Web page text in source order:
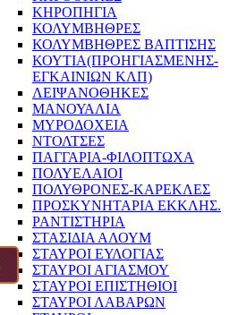
ΚΗΡΟΠΗΓΙΑ
ΚΟΛΥΜΒΗΘΡΕΣ
ΚΟΛΥΜΒΗΘΡΕΣ ΒΑΠΤΙΣΗΣ
ΚΟΥΤΙΑ(ΠΡΟΗΓΙΑΣΜΕΝΗΣ-
ΕΓΚΑΙΝΙΩΝ ΚΛΠ)
ΛΕΙΨΑΝΟΘΗΚΕΣ
ΜΑΝΟΥΑΛΙΑ
ΜΥΡΟΔΟΧΕΙΑ
ΝΤΟΛΤΣΕΣ
ΠΑΓΓΑΡΙΑ-ΦΙΛΟΠΤΩΧΑ
ΠΟΛΥΕΛΑΙΟΙ
ΠΟΛΥΘΡΟΝΕΣ-ΚΑΡΕΚΛΕΣ
ΠΡΟΣΚΥΝΗΤΑΡΙΑ ΕΚΚΛΗΣ.
ΡΑΝΤΙΣΤΗΡΙΑ
ΣΤΑΣΙΔΙΑ ΑΛΟΥΜ
ΣΤΑΥΡΟΙ ΕΥΛΟΓΙΑΣ
ΣΤΑΥΡΟΙ ΑΓΙΑΣΜΟΥ
ΣΤΑΥΡΟΙ ΕΠΙΣΤΗΘΙΟΙ
ΣΤΑΥΡΟΙ ΛΑΒΑΡΩΝ